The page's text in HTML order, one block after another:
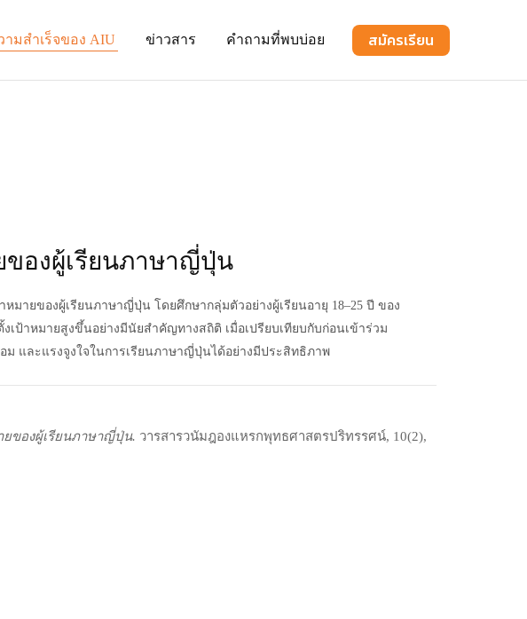
ามสำเร็จของ AIU ข่าวสาร คำถามที่พบบ่อย สมัครเรียน
ของผู้เรียนภาษาญี่ปุ่น
หมายของผู้เรียนภาษาญี่ปุ่น โดยศึกษากลุ่มตัวอย่างผู้เรียนอายุ 18–25 ปี ของ
ป้าหมายสูงขึ้นอย่างมีนัยสำคัญทางสถิติ เมื่อเปรียบเทียบกับก่อนเข้าร่วม
และแรงจูงใจในการเรียนภาษาญี่ปุ่นได้อย่างมีประสิทธิภาพ
ยของผู้เรียนภาษาญี่ปุ่น. วารสารวนัมฎองแหรกพุทธศาสตรปริทรรศน์, 10(2),